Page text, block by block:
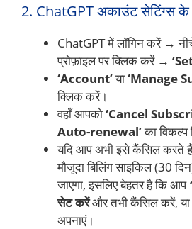
2. ChatGPT अकाउंट सेटिंग्स के
ChatGPT में लॉगिन करें →
प्रोफ़ाइल पर क्लिक करें →
‘Account’या‘Manage
क्लिक करें।
वहाँ आपको‘Cancel
Auto-renewal’का विकल्प
यदि आप अभी इसे कैंसिल करते
मौजूदा बिलिंग साइकिल (30
जाएगा, इसलिए बेहतर है कि आप
सेट करेंऔर तभी कैंसिल करें, या
अपनाएं।